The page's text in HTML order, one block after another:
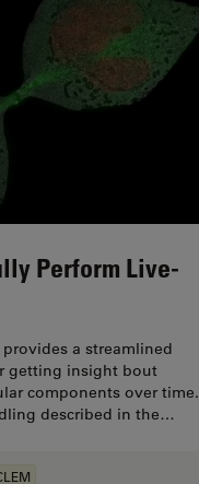
Perform Live-
a streamlined
getting insight bout
components over time.
described in the…